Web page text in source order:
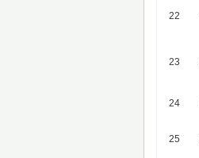
22
23
24
25